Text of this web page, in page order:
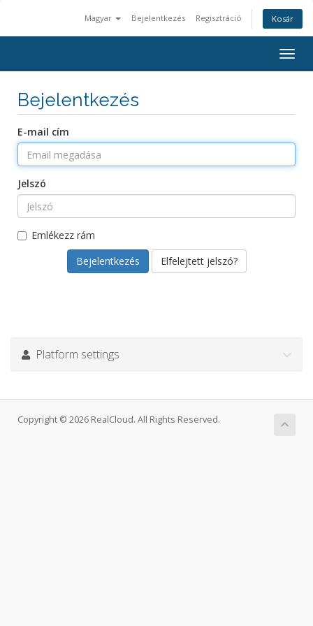
Magyar Bejelentkezés Regisztráció Kosár
Bejelentkezés
E-mail cím
Jelszó
Emlékezz rám
Elfelejtett jelszó?
Platform settings
Copyright © 2026 RealCloud. All Rights Reserved.